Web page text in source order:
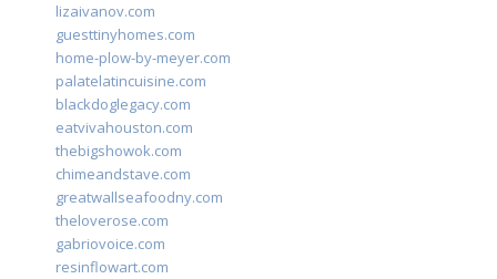
lizaivanov.com
guesttinyhomes.com
home-plow-by-meyer.com
palatelatincuisine.com
blackdoglegacy.com
eatvivahouston.com
thebigshowok.com
chimeandstave.com
greatwallseafoodny.com
theloverose.com
gabriovoice.com
resinflowart.com